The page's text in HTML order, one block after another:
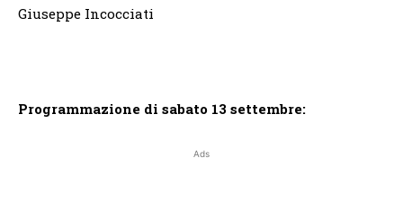
Giuseppe Incocciati
Programmazione di sabato 13 settembre:
Ads